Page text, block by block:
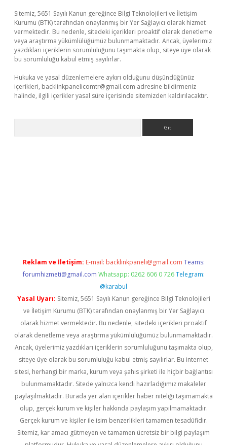
Sitemiz, 5651 Sayılı Kanun gereğince Bilgi Teknolojileri ve İletişim
Kurumu (BTK) tarafından onaylanmış bir Yer Sağlayıcı olarak hizmet
vermektedir. Bu nedenle, sitedeki içerikleri proaktif olarak denetleme
veya araştırma yükümlülüğümüz bulunmamaktadır. Ancak, üyelerimiz
yazdıkları içeriklerin sorumluluğunu taşımakta olup, siteye üye olarak
bu sorumluluğu kabul etmiş sayılırlar.
Hukuka ve yasal düzenlemelere aykırı olduğunu düşündüğünüz
içerikleri, backlinkpanelicomtr@gmail.com adresine bildirmeniz
halinde, ilgili içerikler yasal süre içerisinde sitemizden kaldırılacaktır.
Reklam ve İletişim: E-mail: backlinkpaneli@gmail.com Teams:
forumhizmeti@gmail.com Whatsapp: 0262 606 0 726 Telegram:
@karabul
Yasal Uyarı: Sitemiz, 5651 Sayılı Kanun gereğince Bilgi Teknolojileri
ve İletişim Kurumu (BTK) tarafından onaylanmış bir Yer Sağlayıcı
olarak hizmet vermektedir. Bu nedenle, sitedeki içerikleri proaktif
olarak denetleme veya araştırma yükümlülüğümüz bulunmamaktadır.
Ancak, üyelerimiz yazdıkları içeriklerin sorumluluğunu taşımakta olup,
siteye üye olarak bu sorumluluğu kabul etmiş sayılırlar. Bu internet
sitesi, herhangi bir marka, kurum veya şahıs şirketi ile hiçbir bağlantısı
bulunmamaktadır. Sitede yalnızca kendi hazırladığımız makaleler
paylaşılmaktadır. Burada yer alan içerikler haber niteliği taşımamakta
olup, gerçek kurum ve kişiler hakkında paylaşım yapılmamaktadır.
Gerçek kurum ve kişiler ile isim benzerlikleri tamamen tesadüfidir.
Sitemiz, kar amacı gütmeyen ve tamamen ücretsiz bir bilgi paylaşım